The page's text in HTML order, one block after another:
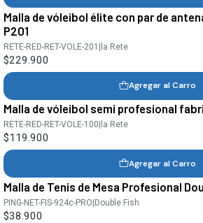
Malla de vóleibol élite con par de
P201
RETE-RED-RET-VOLE-201 la Rete
$229.900
Agregar al Carro
Malla de vóleibol semi profesional
RETE-RED-RET-VOLE-100 la Rete
$119.900
Agregar al Carro
Malla de Tenis de Mesa Profesional
PING-NET-FIS-924c-PRO|Double Fish
$38.900